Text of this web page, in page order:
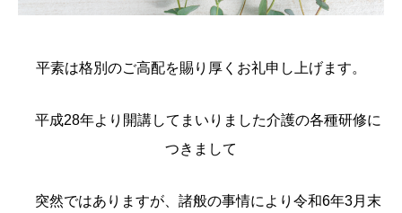
平素は格別のご高配を賜り厚くお礼申し上げます。
平成28年より開講してまいりました介護の各種研修に
つきまして
突然ではありますが、諸般の事情により令和6年3月末